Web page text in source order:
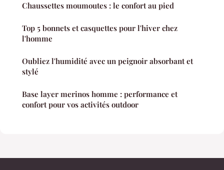
Chaussettes moumoutes : le confort au pied
Top 5 bonnets et casquettes pour l'hiver chez
l'homme
Oubliez l'humidité avec un peignoir absorbant et
stylé
Base layer merinos homme : performance et
confort pour vos activités outdoor